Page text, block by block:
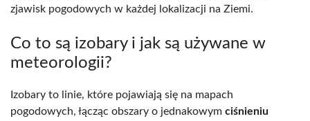
zjawisk pogodowych w każdej lokalizacji na Ziemi.
Co to są izobary i jak są używane w
meteorologii?
Izobary to linie, które pojawiają się na mapach
pogodowych, łącząc obszary o jednakowym ciśnieniu